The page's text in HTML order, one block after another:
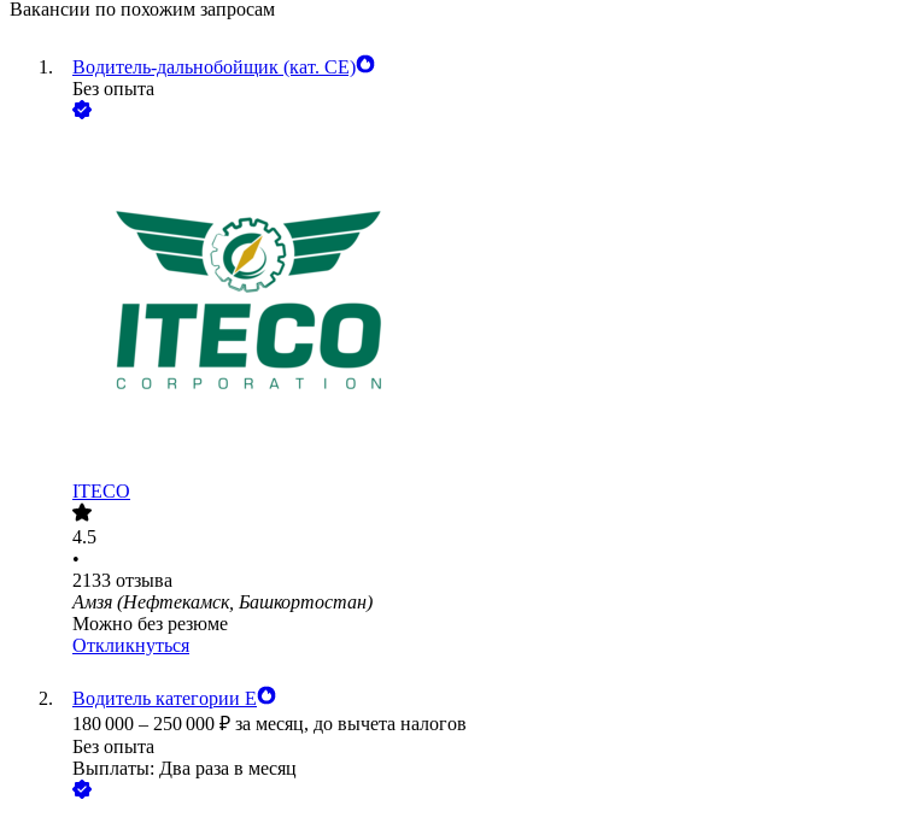
Вакансии по похожим запросам
Водитель-дальнобойщик (кат. CE)
Без опыта
ITECO
4.5
•
2133 отзыва
Амзя (Нефтекамск, Башкортостан)
Можно без резюме
Откликнуться
Водитель категории Е
180 000 – 250 000 ₽ за месяц, до вычета налогов
Без опыта
Выплаты: Два раза в месяц